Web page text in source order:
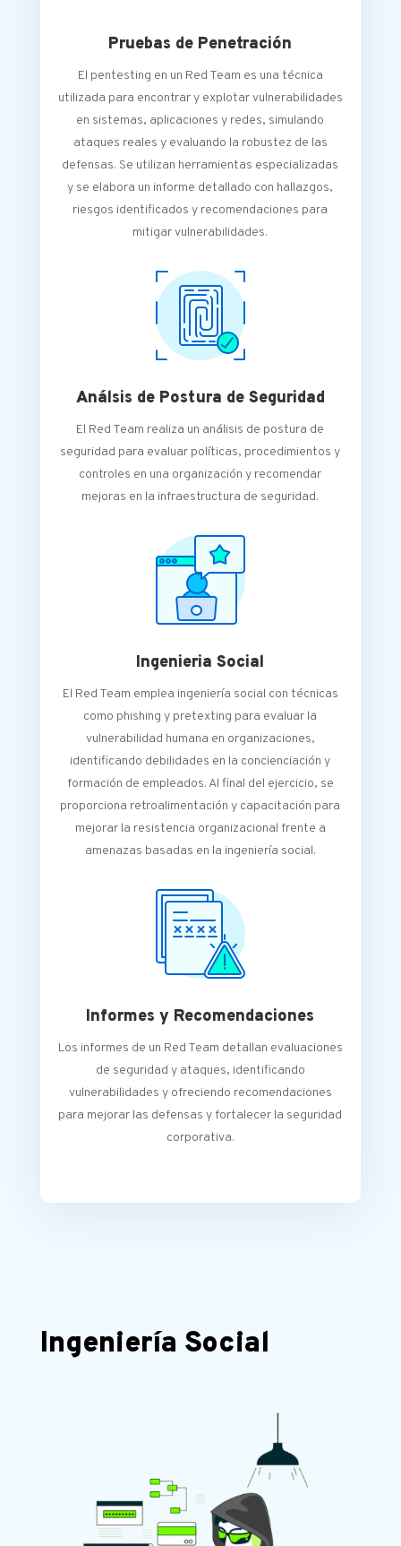
Pruebas de Penetración
El pentesting en un Red Team es una técnica
utilizada para encontrar y explotar vulnerabilidades
en sistemas, aplicaciones y redes, simulando
ataques reales y evaluando la robustez de las
defensas. Se utilizan herramientas especializadas
y se elabora un informe detallado con hallazgos,
riesgos identificados y recomendaciones para
mitigar vulnerabilidades.
Análsis de Postura de Seguridad
El Red Team realiza un análisis de postura de
seguridad para evaluar políticas, procedimientos y
controles en una organización y recomendar
mejoras en la infraestructura de seguridad.
Ingenieria Social
El Red Team emplea ingeniería social con técnicas
como phishing y pretexting para evaluar la
vulnerabilidad humana en organizaciones,
identificando debilidades en la concienciación y
formación de empleados. Al final del ejercicio, se
proporciona retroalimentación y capacitación para
mejorar la resistencia organizacional frente a
amenazas basadas en la ingeniería social.
Informes y Recomendaciones
Los informes de un Red Team detallan evaluaciones
de seguridad y ataques, identificando
vulnerabilidades y ofreciendo recomendaciones
para mejorar las defensas y fortalecer la seguridad
corporativa.
Ingeniería Social